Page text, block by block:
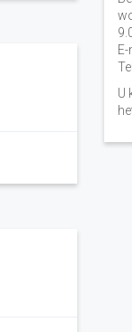
U